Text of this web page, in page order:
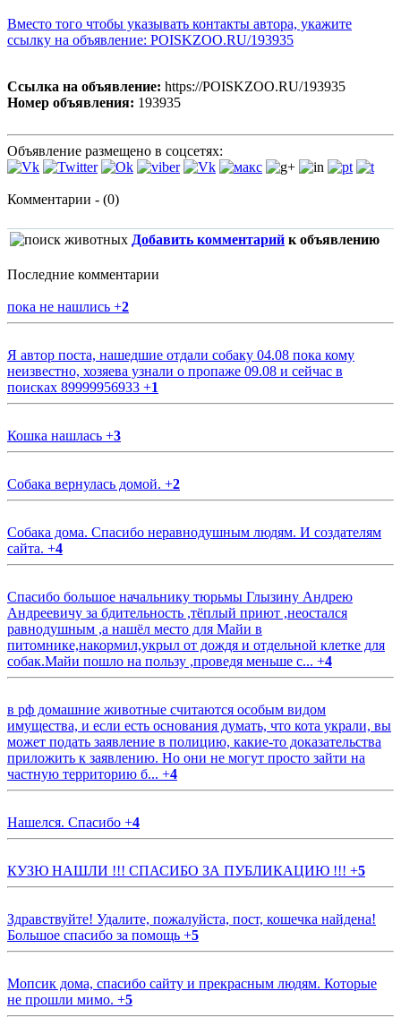
Вместо того чтобы указывать контакты автора, укажите
ссылку на объявление: POISKZOO.RU/193935
Ссылка на объявление: https://POISKZOO.RU/193935
Номер объявления: 193935
Объявление размещено в соцсетях:
Комментарии - (0)
Добавить комментарий к объявлению
Последние комментарии
пока не нашлись +2
Я автор поста, нашедшие отдали собаку 04.08 пока кому
неизвестно, хозяева узнали о пропаже 09.08 и сейчас в
поисках 89999956933 +1
Кошка нашлась +3
Собака вернулась домой. +2
Собака дома. Спасибо неравнодушным людям. И создателям
сайта. +4
Спасибо большое начальнику тюрьмы Глызину Андрею
Андреевичу за бдительность ,тёплый приют ,неостался
равнодушным ,а нашёл место для Майи в
питомнике,накормил,укрыл от дождя и отдельной клетке для
собак.Майи пошло на пользу ,проведя меньше с... +4
в рф домашние животные считаются особым видом
имущества, и если есть основания думать, что кота украли, вы
может подать заявление в полицию, какие-то доказательства
приложить к заявлению. Но они не могут просто зайти на
частную территорию б... +4
Нашелся. Спасибо +4
КУЗЮ НАШЛИ !!! СПАСИБО ЗА ПУБЛИКАЦИЮ !!! +5
Здравствуйте! Удалите, пожалуйста, пост, кошечка найдена!
Большое спасибо за помощь +5
Мопсик дома, спасибо сайту и прекрасным людям. Которые
не прошли мимо. +5